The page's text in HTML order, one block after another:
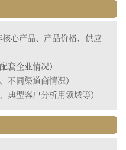
心产品、产品价格、供应
套企业情况）
不同渠道商情况）
典型客户分析用领域等）